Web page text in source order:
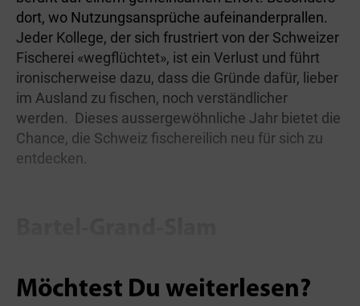
dort, wo Nutzungsansprüche aufeinanderprallen.
Jeder Kollege, der sich frustriert von der Schweizer
Fischerei «wegflüchtet», ist ein Verlust und führt
ironischerweise dazu, dass die Gründe dafür, lieber
im Ausland zu fischen, noch verständlicher
werden. Dieses aussergewöhnliche Jahr bietet die
Chance, die Schweiz fischereilich neu für sich zu
entdecken.
Möchtest Du weiterlesen?